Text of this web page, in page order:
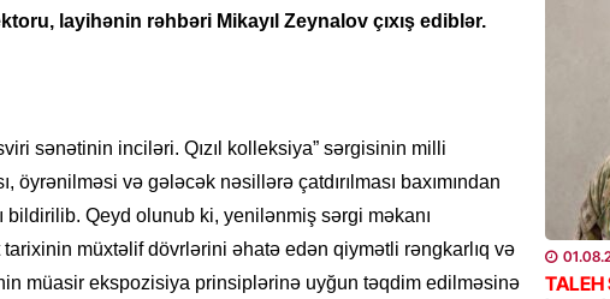
layihənin rəhbəri Mikayıl Zeynalov çıxış ediblər.
sənətinin inciləri. Qızıl kolleksiya” sərgisinin milli
öyrənilməsi və gələcək nəsillərə çatdırılması baxımından
bildirilib. Qeyd olunub ki, yenilənmiş sərgi məkanı
müxtəlif dövrlərini əhatə edən qiymətli rəngkarlıq və
müasir ekspozisiya prinsiplərinə uyğun təqdim edilməsinə
Aytən
GÜNDƏM
TALEH